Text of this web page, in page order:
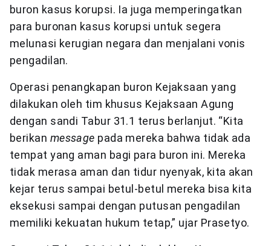
buron kasus korupsi. Ia juga memperingatkan
para buronan kasus korupsi untuk segera
melunasi kerugian negara dan menjalani vonis
pengadilan.
Operasi penangkapan buron Kejaksaan yang
dilakukan oleh tim khusus Kejaksaan Agung
dengan sandi Tabur 31.1 terus berlanjut. “Kita
berikan message pada mereka bahwa tidak ada
tempat yang aman bagi para buron ini. Mereka
tidak merasa aman dan tidur nyenyak, kita akan
kejar terus sampai betul-betul mereka bisa kita
eksekusi sampai dengan putusan pengadilan
memiliki kekuatan hukum tetap,” ujar Prasetyo.